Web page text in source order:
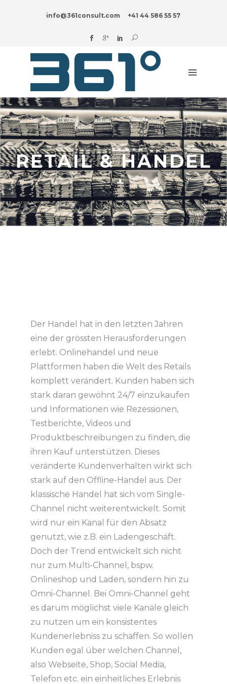
BRANCHEN
BLOG
ÜBER
UNS
info@361consult.com +41 44 586 55 57
RETAIL & HANDEL
Der Handel hat in den letzten Jahren
eine der grössten Herausforderungen
erlebt. Onlinehandel und neue
Plattformen haben die Welt des Retails
komplett verändert. Kunden haben sich
stark daran gewöhnt 24/7 einzukaufen
und Informationen wie Rezessionen,
Testberichte, Videos und
Produktbeschreibungen zu finden, die
ihren Kauf unterstützen. Dieses
veränderte Kundenverhalten wirkt sich
stark auf den Offline-Handel aus. Der
klassische Handel hat sich vom Single-
Channel nicht weiterentwickelt. Somit
wird nur ein Kanal für den Absatz
genutzt, wie z.B. ein Ladengeschäft.
Doch der Trend entwickelt sich nicht
nur zum Multi-Channel, bspw.
Onlineshop und Laden, sondern hin zu
Omni-Channel. Bei Omni-Channel geht
es darum möglichst viele Kanäle gleich
zu nutzen um ein konsistentes
Kundenerlebniss zu schaffen. So wollen
Kunden egal über welchen Channel,
also Webseite, Shop, Social Media,
Telefon etc. ein einheitliches Erlebnis